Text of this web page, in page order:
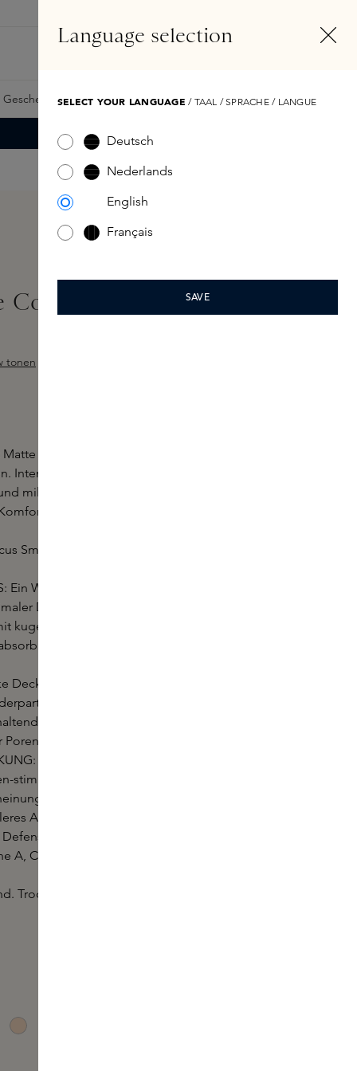
Samples Skins Exclusives Skins Boxen
Concealer
tonen
Complete Concealer vor.
Intensive Deckkraft. NARS Soft Matte Concealer
mildert Unregelmäßigkeiten mit einem Soften-
Optimale natürliche Ausstrahlung.
Smoothing Complexion Technologie
Ein Weichzeichner-Effekt mit hoher Deckkraft.
Diffusionspuder unterstützt die Lichtstreuung
kugelförmiger Oberfläche, die entwickelt
und Licht einzufangen - für Soften-
Deckkraft mit einem leichten Finish.
mit einer einzigartigen Struktur legen
Schicht auf die Hautoberfläche, ohne sich
abzusetzen.
weichere, glattere Haut.
stimulierende Peptide und Hyaluronsäure
von Falten und groben Poren, indem
Aussehen verleihen. Ein mit Antioxidantien
Complex bietet einen Schutzcocktail auf
A, C und E.
Trocknet nicht aus. 16 Nuancen für jeden
Language selection
SELECT YOUR LANGUAGE / TAAL / SPRACHE / LANGUE
Deutsch
Nederlands
English
Français
SAVE